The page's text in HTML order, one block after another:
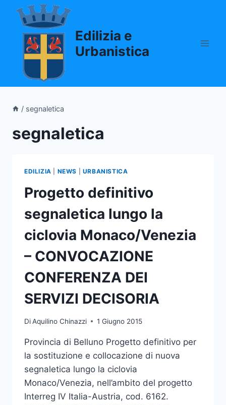
Salta
contenuto
Edilizia e
Urbanistica
/ segnaletica
segnaletica
EDILIZIA NEWS URBANISTICA
Progetto definitivo
segnaletica lungo la
ciclovia Monaco/Venezia
– CONVOCAZIONE
CONFERENZA DEI
SERVIZI DECISORIA
DiAquilino Chinazzi 1 Giugno 2015
Provincia di Belluno Progetto definitivo per
la sostituzione e collocazione di nuova
segnaletica lungo la ciclovia
Monaco/Venezia, nell’ambito del progetto
Interreg IV Italia-Austria, cod. 6162.